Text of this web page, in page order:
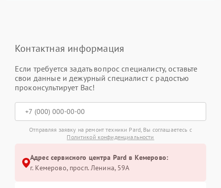
Контактная информация
Если требуется задать вопрос специалисту, оставьте
свои данные и дежурный специалист с радостью
проконсультирует Вас!
Отправляя заявку на ремонт техники Pard, Вы соглашаетесь с
Политикой конфиденциальности
Адрес сервисного центра Pard в Кемерово:
г. Кемерово, просп. Ленина, 59А